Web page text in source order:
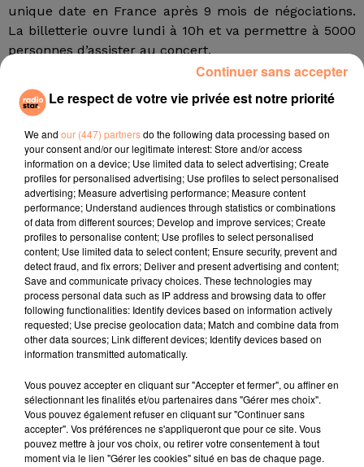
unique date en France après 9 mois de négociations.
La billetterie ouvre lundi à 10h et va permettre à 5000
personnes d’assister au concert.
Radio Star Live avec Dadju
27 juin 2022
Marseille : une application pour mettre en
relation extras et...
27 juin 2022
Le cocholed pour jouer à la pétanque
jusqu'au bout de la nuit !
10 mai 2022
Toulon : des quais électrifiés pour 2023 !
Cassis organise sa traditionnelle "Fête du vin"
10 mai 2022
Marseille : appel à témoins pour retrouver
Frédéric Pache
8 mai 2022
Le respect de votre vie privée est notre priorité
We and our (447) partnersdo the following data processing based on
your consent and/or our legitimate interest: Store and/or access
information on a device; Use limited data to select advertising; Create
profiles for personalised advertising; Use profiles to select personalised
advertising; Measure advertising performance; Measure content
performance; Understand audiences through statistics or combinations
of data from different sources; Develop and improve services; Create
profiles to personalise content; Use profiles to select personalised
content; Use limited data to select content; Ensure security, prevent and
detect fraud, and fix errors; Deliver and present advertising and content;
Save and communicate privacy choices. These technologies may
process personal data such as IP address and browsing data to offer
following functionalities: Identify devices based on information actively
requested; Use precise geolocation data; Match and combine data from
other data sources; Link different devices; Identify devices based on
information transmitted automatically.
Vous pouvez accepter en cliquant sur "Accepter et fermer", ou affiner en
sélectionnant les finalités et/ou partenaires dans "Gérer mes choix".
Vous pouvez également refuser en cliquant sur "Continuer sans
accepter". Vos préférences ne s'appliqueront que pour ce site. Vous
pouvez mettre à jour vos choix, ou retirer votre consentement à tout
moment via le lien "Gérer les cookies" situé en bas de chaque page.
Continuer sans accepter